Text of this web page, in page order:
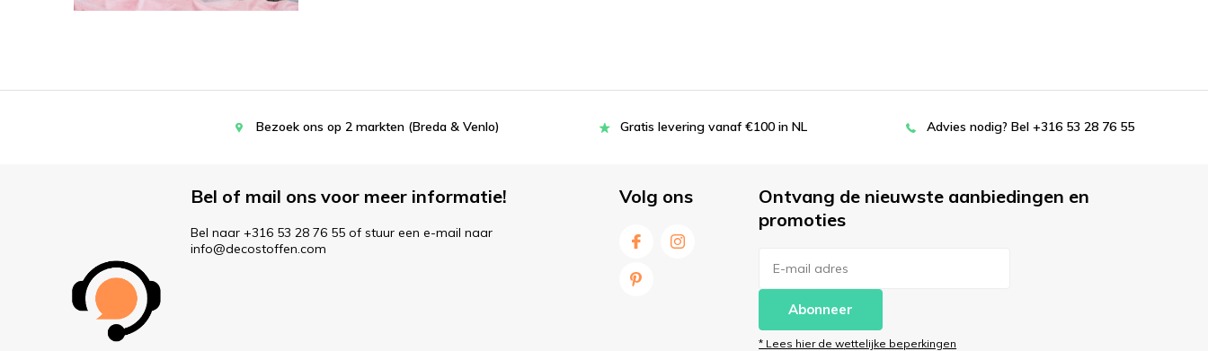
Bezoek ons op 2 markten (Breda & Venlo) Gratis levering vanaf €100 in NL Advies nodig? Bel +316 53 28 76 55
Bel of mail ons voor meer informatie!
Bel naar +316 53 28 76 55 of stuur een e-mail naar
info@decostoffen.com
Volg ons
Ontvang de nieuwste aanbiedingen en
promoties
Abonneer
* Lees hier de wettelijke beperkingen